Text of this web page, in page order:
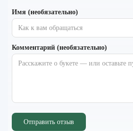
Имя (необязательно)
Комментарий (необязательно)
Отправить отзыв